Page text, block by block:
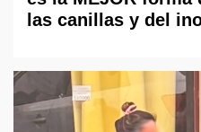
las canillas y del